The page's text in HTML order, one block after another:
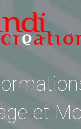
Accueil
Les
Logiciels
Contact
et